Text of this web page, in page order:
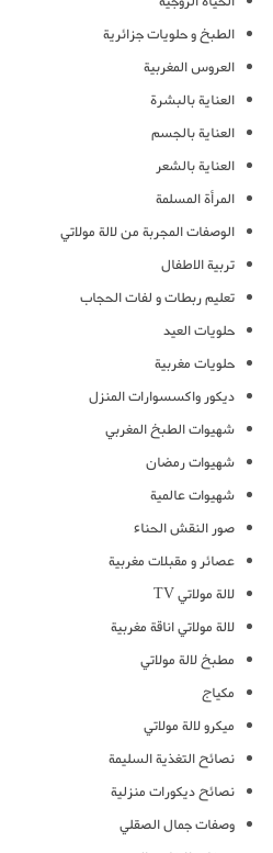
الطبخ و حلويات جزائرية
العروس المغربية
العناية بالبشرة
العناية بالجسم
العناية بالشعر
المرأة المسلمة
الوصفات المجربة من لالة مولاتي
تربية الاطفال
تعليم ربطات و لفات الحجاب
حلويات العيد
حلويات مغربية
ديكور واكسسوارات المنزل
شهيوات الطبخ المغربي
شهيوات رمضان
شهيوات عالمية
صور النقش الحناء
عصائر و مقبلات مغربية
لالة مولاتي TV
لالة مولاتي اناقة مغربية
مطبخ لالة مولاتي
مكياج
ميكرو لالة مولاتي
نصائح التغذية السليمة
نصائح ديكورات منزلية
وصفات جمال الصقلي